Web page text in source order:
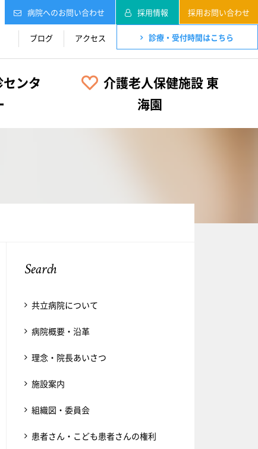
病院へのお問い合わせ 採用情報 採用お問い合わせ
ブログ アクセス 診療・受付時間はこちら
ンタ
介護老人保健施設 東
海園
Search
共立病院について
病院概要・沿革
理念・院長あいさつ
施設案内
組織図・委員会
患者さん・こども患者さんの権利